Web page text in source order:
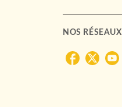
NOS RÉSEAUX